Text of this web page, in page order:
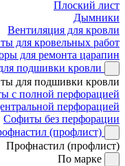
Плоский лист
Дымники
Вентиляция для кровли
для кровельных работ
для ремонта царапин
подшивки кровли
для подшивки кровли
с полной перфорацией
перфорацией
Софиты без перфорации
(профлист)
Профнастил (профлист)
По марке